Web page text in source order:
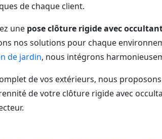
de chaque client.
une pose clôture rigide avec
nos solutions pour chaque
de jardin, nous intégrons
de vos extérieurs, nous
de votre clôture rigide avec